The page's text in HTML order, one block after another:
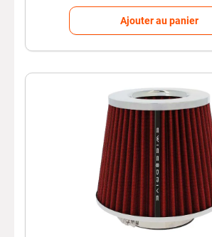
Ajouter au panier